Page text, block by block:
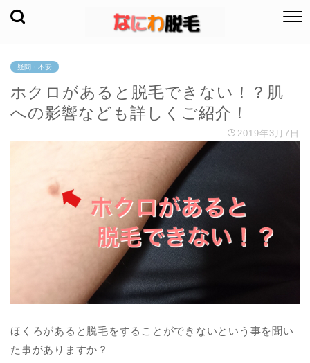
疑問・不安
ホクロがあると脱毛できない！？肌
への影響なども詳しくご紹介！
2019年3月7日
ほくろがあると脱毛をすることができないという事を聞い
た事がありますか？